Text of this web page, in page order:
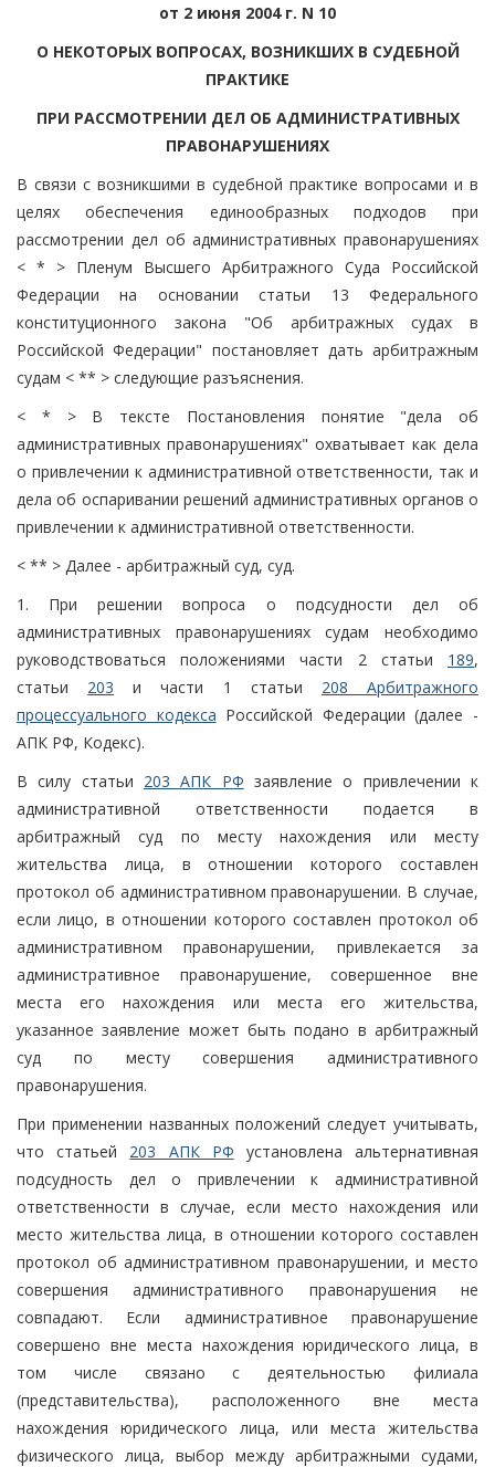
от 2 июня 2004 г. N 10
О НЕКОТОРЫХ ВОПРОСАХ, ВОЗНИКШИХ В СУДЕБНОЙ
ПРАКТИКЕ
ПРИ РАССМОТРЕНИИ ДЕЛ ОБ АДМИНИСТРАТИВНЫХ
ПРАВОНАРУШЕНИЯХ
В связи с возникшими в судебной практике вопросами и в
целях обеспечения единообразных подходов при
рассмотрении дел об административных правонарушениях
< * > Пленум Высшего Арбитражного Суда Российской
Федерации на основании статьи 13 Федерального
конституционного закона "Об арбитражных судах в
Российской Федерации" постановляет дать арбитражным
судам < ** > следующие разъяснения.
< * > В тексте Постановления понятие "дела об
административных правонарушениях" охватывает как дела
о привлечении к административной ответственности, так и
дела об оспаривании решений административных органов о
привлечении к административной ответственности.
< ** > Далее - арбитражный суд, суд.
1. При решении вопроса о подсудности дел об
административных правонарушениях судам необходимо
руководствоваться положениями части 2 статьи 189,
статьи 203 и части 1 статьи 208 Арбитражного
процессуального кодекса Российской Федерации (далее -
АПК РФ, Кодекс).
В силу статьи 203 АПК РФ заявление о привлечении к
административной ответственности подается в
арбитражный суд по месту нахождения или месту
жительства лица, в отношении которого составлен
протокол об административном правонарушении. В случае,
если лицо, в отношении которого составлен протокол об
административном правонарушении, привлекается за
административное правонарушение, совершенное вне
места его нахождения или места его жительства,
указанное заявление может быть подано в арбитражный
суд по месту совершения административного
правонарушения.
При применении названных положений следует учитывать,
что статьей 203 АПК РФ установлена альтернативная
подсудность дел о привлечении к административной
ответственности в случае, если место нахождения или
место жительства лица, в отношении которого составлен
протокол об административном правонарушении, и место
совершения административного правонарушения не
совпадают. Если административное правонарушение
совершено вне места нахождения юридического лица, в
том числе связано с деятельностью филиала
(представительства), расположенного вне места
нахождения юридического лица, или места жительства
физического лица, выбор между арбитражными судами,